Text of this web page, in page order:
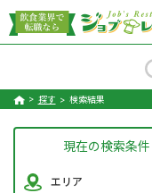
探す 検索結果
現在の検索条件
エリア